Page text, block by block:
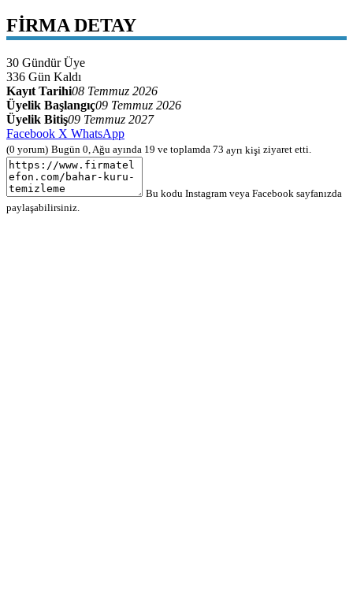
FİRMA DETAY
30 Gündür Üye
336 Gün Kaldı
Kayıt Tarihi08 Temmuz 2026
Üyelik Başlangıç09 Temmuz 2026
Üyelik Bitiş09 Temmuz 2027
Facebook X WhatsApp
(0 yorum) Bugün 0, Ağu ayında 19 ve toplamda 73 ayrı kişi ziyaret etti.
Bu kodu Instagram veya Facebook sayfanızda
paylaşabilirsiniz.